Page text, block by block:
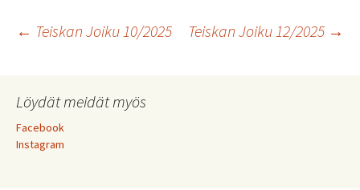
Artikkelien
selaus
← Teiskan Joiku 10/2025 Teiskan Joiku 12/2025 →
Löydät meidät myös
Facebook
Instagram